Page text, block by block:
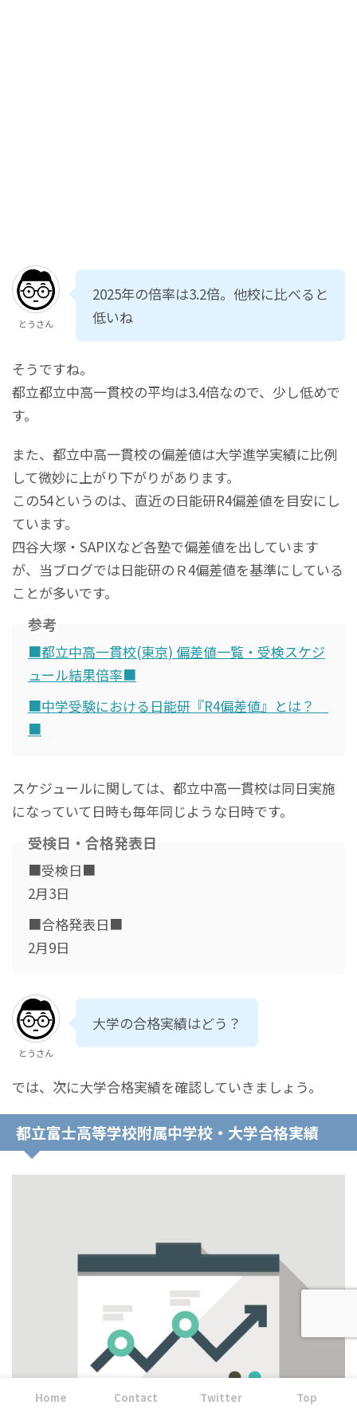
とうさん
2025年の倍率は3.2倍。他校に比べると
低いね
そうですね。
都立都立中高一貫校の平均は3.4倍なので、少し低めで
す。
また、都立中高一貫校の偏差値は大学進学実績に比例
して微妙に上がり下がりがあります。
この54というのは、直近の日能研R4偏差値を目安にし
ています。
四谷大塚・SAPIXなど各塾で偏差値を出しています
が、当ブログでは日能研のＲ4偏差値を基準にしている
ことが多いです。
参考
■都立中高一貫校(東京) 偏差値一覧・受検スケジ
ュール結果倍率■
■中学受験における日能研『R4偏差値』とは？
■
スケジュールに関しては、都立中高一貫校は同日実施
になっていて日時も毎年同じような日時です。
受検日・合格発表日
■受検日■
2月3日
■合格発表日■
2月9日
とうさん
大学の合格実績はどう？
では、次に大学合格実績を確認していきましょう。
都立富士高等学校附属中学校・大学合格実績
Home Contact Twitter Top